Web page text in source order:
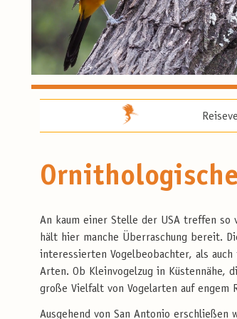
An kaum einer Stelle der USA treffen so
hält hier manche Überraschung bereit.
interessierten Vogelbeobachter, als
Arten. Ob Kleinvogelzug in Küstennähe,
große Vielfalt von Vogelarten auf engem
Ausgehend von San Antonio erschließen